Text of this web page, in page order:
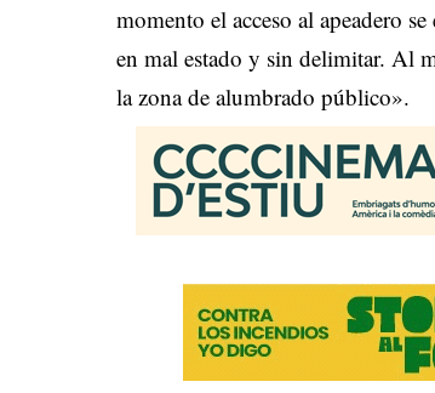
momento el acceso al apeadero
en mal estado y sin delimitar. Al
la zona de alumbrado público».